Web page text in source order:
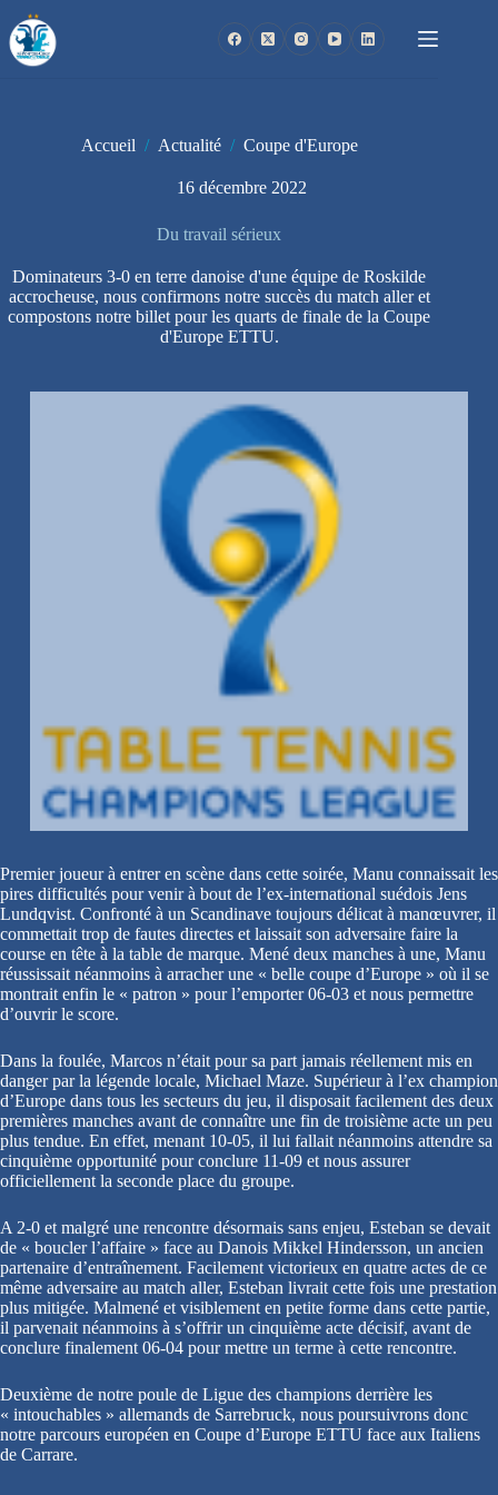
au
contenu
Accueil / Actualité / Coupe d'Europe
16 décembre 2022
Du travail sérieux
Dominateurs 3-0 en terre danoise d'une équipe de Roskilde
accrocheuse, nous confirmons notre succès du match aller et
compostons notre billet pour les quarts de finale de la Coupe
d'Europe ETTU.
Premier joueur à entrer en scène dans cette soirée, Manu connaissait les
pires difficultés pour venir à bout de l’ex-international suédois Jens
Lundqvist. Confronté à un Scandinave toujours délicat à manœuvrer, il
commettait trop de fautes directes et laissait son adversaire faire la
course en tête à la table de marque. Mené deux manches à une, Manu
réussissait néanmoins à arracher une « belle coupe d’Europe » où il se
montrait enfin le « patron » pour l’emporter 06-03 et nous permettre
d’ouvrir le score.
Dans la foulée, Marcos n’était pour sa part jamais réellement mis en
danger par la légende locale, Michael Maze. Supérieur à l’ex champion
d’Europe dans tous les secteurs du jeu, il disposait facilement des deux
premières manches avant de connaître une fin de troisième acte un peu
plus tendue. En effet, menant 10-05, il lui fallait néanmoins attendre sa
cinquième opportunité pour conclure 11-09 et nous assurer
officiellement la seconde place du groupe.
A 2-0 et malgré une rencontre désormais sans enjeu, Esteban se devait
de « boucler l’affaire » face au Danois Mikkel Hindersson, un ancien
partenaire d’entraînement. Facilement victorieux en quatre actes de ce
même adversaire au match aller, Esteban livrait cette fois une prestation
plus mitigée. Malmené et visiblement en petite forme dans cette partie,
il parvenait néanmoins à s’offrir un cinquième acte décisif, avant de
conclure finalement 06-04 pour mettre un terme à cette rencontre.
Deuxième de notre poule de Ligue des champions derrière les
« intouchables » allemands de Sarrebruck, nous poursuivrons donc
notre parcours européen en Coupe d’Europe ETTU face aux Italiens
de Carrare.